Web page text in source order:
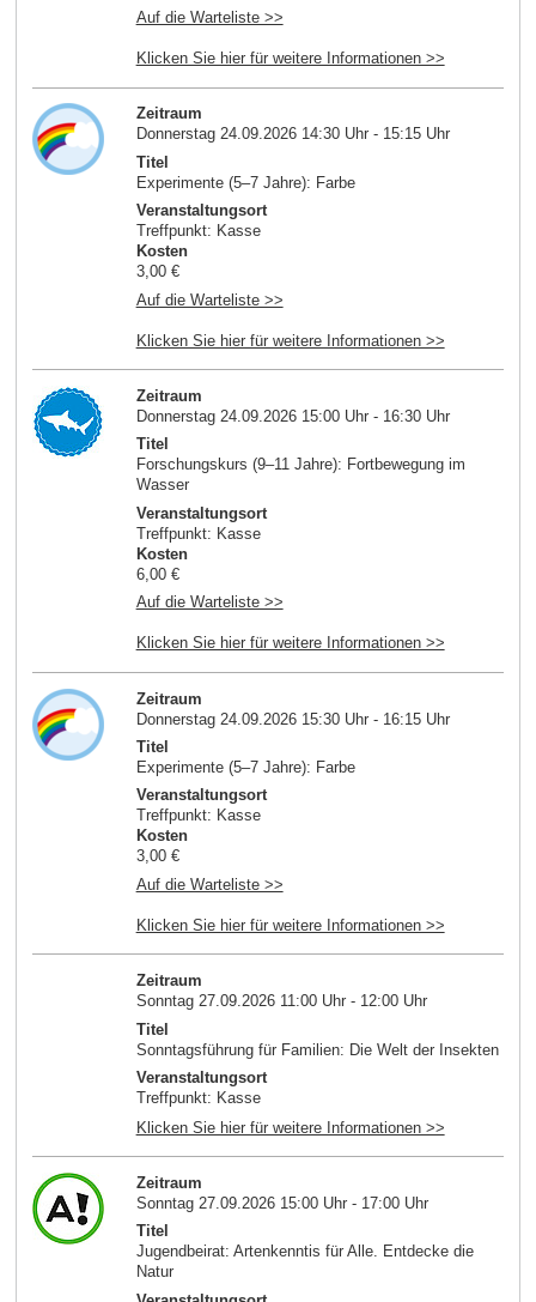
Auf die Warteliste >>
Klicken Sie hier für weitere Informationen >>
Zeitraum
Donnerstag 24.09.2026 14:30 Uhr - 15:15 Uhr
Titel
Experimente (5–7 Jahre): Farbe
Veranstaltungsort
Treffpunkt: Kasse
Kosten
3,00 €
Auf die Warteliste >>
Klicken Sie hier für weitere Informationen >>
Zeitraum
Donnerstag 24.09.2026 15:00 Uhr - 16:30 Uhr
Titel
Forschungskurs (9–11 Jahre): Fortbewegung im
Wasser
Veranstaltungsort
Treffpunkt: Kasse
Kosten
6,00 €
Auf die Warteliste >>
Klicken Sie hier für weitere Informationen >>
Zeitraum
Donnerstag 24.09.2026 15:30 Uhr - 16:15 Uhr
Titel
Experimente (5–7 Jahre): Farbe
Veranstaltungsort
Treffpunkt: Kasse
Kosten
3,00 €
Auf die Warteliste >>
Klicken Sie hier für weitere Informationen >>
Zeitraum
Sonntag 27.09.2026 11:00 Uhr - 12:00 Uhr
Titel
Sonntagsführung für Familien: Die Welt der Insekten
Veranstaltungsort
Treffpunkt: Kasse
Klicken Sie hier für weitere Informationen >>
Zeitraum
Sonntag 27.09.2026 15:00 Uhr - 17:00 Uhr
Titel
Jugendbeirat: Artenkenntis für Alle. Entdecke die
Natur